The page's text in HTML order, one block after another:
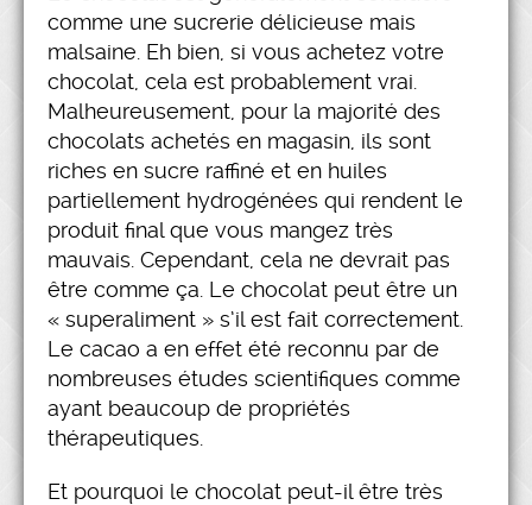
comme une sucrerie délicieuse mais
malsaine. Eh bien, si vous achetez votre
chocolat, cela est probablement vrai.
Malheureusement, pour la majorité des
chocolats achetés en magasin, ils sont
riches en sucre raffiné et en huiles
partiellement hydrogénées qui rendent le
produit final que vous mangez très
mauvais. Cependant, cela ne devrait pas
être comme ça. Le chocolat peut être un
« superaliment » s’il est fait correctement.
Le cacao a en effet été reconnu par de
nombreuses études scientifiques comme
ayant beaucoup de propriétés
thérapeutiques.
Et pourquoi le chocolat peut-il être très